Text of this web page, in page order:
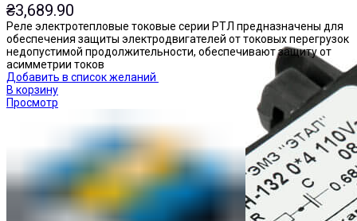
₴3,689.90
Реле электротепловые токовые серии РТЛ предназначены для
обеспечения защиты электродвигателей от токовых перегрузок
недопустимой продолжительности, обеспечивают защиту от
асимметрии токов
Добавить в список желаний
В корзину
Просмотр